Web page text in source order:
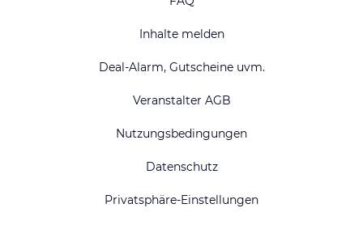
Inhalte melden
Deal-Alarm, Gutscheine uvm.
Veranstalter AGB
Nutzungsbedingungen
Datenschutz
Privatsphäre-Einstellungen